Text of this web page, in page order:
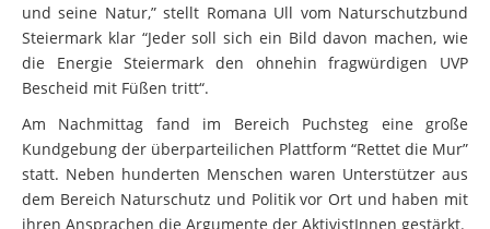
und seine Natur,” stellt Romana Ull vom Naturschutzbund
Steiermark klar “Jeder soll sich ein Bild davon machen, wie
die Energie Steiermark den ohnehin fragwürdigen UVP
Bescheid mit Füßen tritt“.
Am Nachmittag fand im Bereich Puchsteg eine große
Kundgebung der überparteilichen Plattform “Rettet die Mur”
statt. Neben hunderten Menschen waren Unterstützer aus
dem Bereich Naturschutz und Politik vor Ort und haben mit
ihren Ansprachen die Argumente der AktivistInnen gestärkt.